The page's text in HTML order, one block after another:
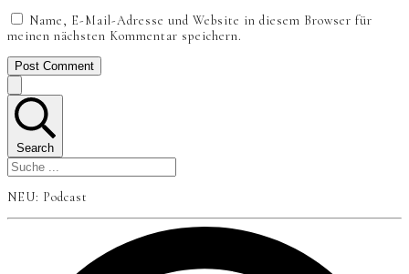
Name, E-Mail-Adresse und Website in diesem Browser für
meinen nächsten Kommentar speichern.
Post Comment
Search
NEU: Podcast